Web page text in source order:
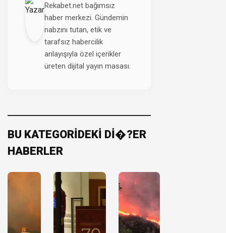
Rekabet.net bağımsız
haber merkezi. Gündemin
nabzını tutan, etik ve
tarafsız habercilik
anlayışıyla özel içerikler
üreten dijital yayın masası.
BU KATEGORİDEKİ Dİ�?ER
HABERLER